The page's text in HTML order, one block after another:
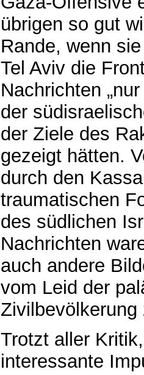
übrigen so gut
Rande, wenn
Tel Aviv die
Nachrichten
der
der Ziele des
gezeigt hätten.
durch den
traumatischen
des südlichen
Nachrichten
auch andere
vom Leid der
Zivilbevölkerung
Trotzt aller
interessante